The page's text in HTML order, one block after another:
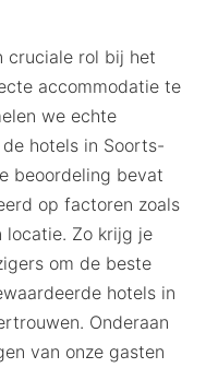
cruciale rol bij het
accommodatie te
we echte
hotels in Soorts-
beoordeling bevat
op factoren zoals
Zo krijg je
om de beste
hotels in
Onderaan
van onze gasten